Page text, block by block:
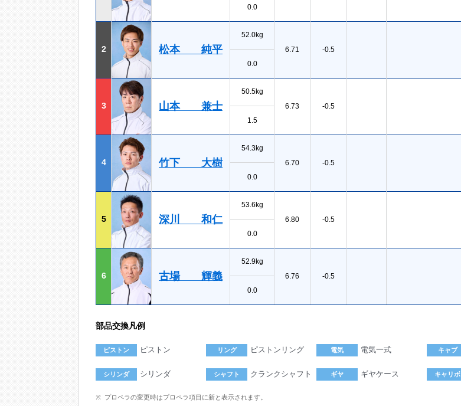
0.0
2 松本 純平
52.0kg
6.71
-0.5
0.0
3 山本 兼士
50.5kg
6.73
-0.5
1.5
4 竹下 大樹
54.3kg
6.70
-0.5
0.0
5 深川 和仁
53.6kg
6.80
-0.5
0.0
6 古場 輝義
52.9kg
6.76
-0.5
0.0
部品交換凡例
ピストン ピストン リング ピストンリング 電気 電気一式 キャブ
シリンダ シリンダ シャフト クランクシャフト ギヤ ギヤケース キャリボ
プロペラの変更時はプロペラ項目に新と表示されます。